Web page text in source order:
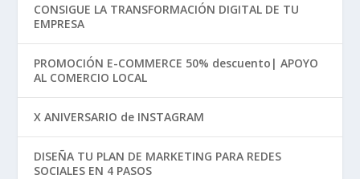
CONSIGUE LA TRANSFORMACIÓN DIGITAL DE TU
EMPRESA
PROMOCIÓN E-COMMERCE 50% descuento| APOYO
AL COMERCIO LOCAL
X ANIVERSARIO de INSTAGRAM
DISEÑA TU PLAN DE MARKETING PARA REDES
SOCIALES EN 4 PASOS